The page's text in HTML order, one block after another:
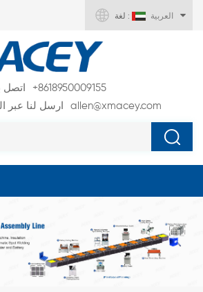
لغة : العربية
اتصل
+8618950009155
ارسل لنا عبر
allen@xmacey.com